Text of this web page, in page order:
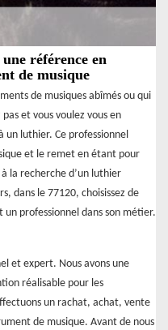
référence en
de musique
de musiques abîmés ou qui
et vous voulez vous en
un luthier. Ce professionnel
et le remet en étant pour
la recherche d’un luthier
dans le 77120, choisissez de
professionnel dans son métier.
et expert. Nous avons une
réalisable pour les
un rachat, achat, vente
de musique. Avant de nous